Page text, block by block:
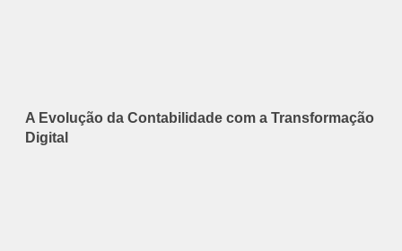
A Evolução da Contabilidade com a Transformação
Digital